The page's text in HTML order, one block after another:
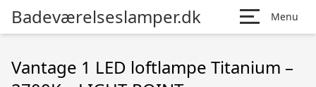
Badeværelseslamper.dk Menu
Vantage 1 LED loftlampe Titanium –